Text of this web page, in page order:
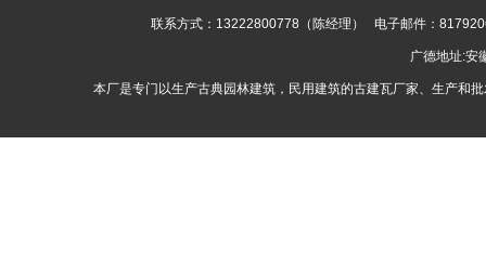
联系方式：13222800778（陈经理） 电子邮件：
广德地址:
本厂是专门以生产古典园林建筑，民用建筑的古建瓦厂家、生产和